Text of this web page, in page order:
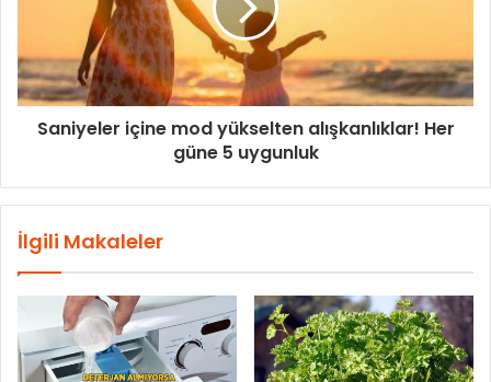
Saniyeler içine mod yükselten alışkanlıklar! Her
güne 5 uygunluk
İlgili Makaleler